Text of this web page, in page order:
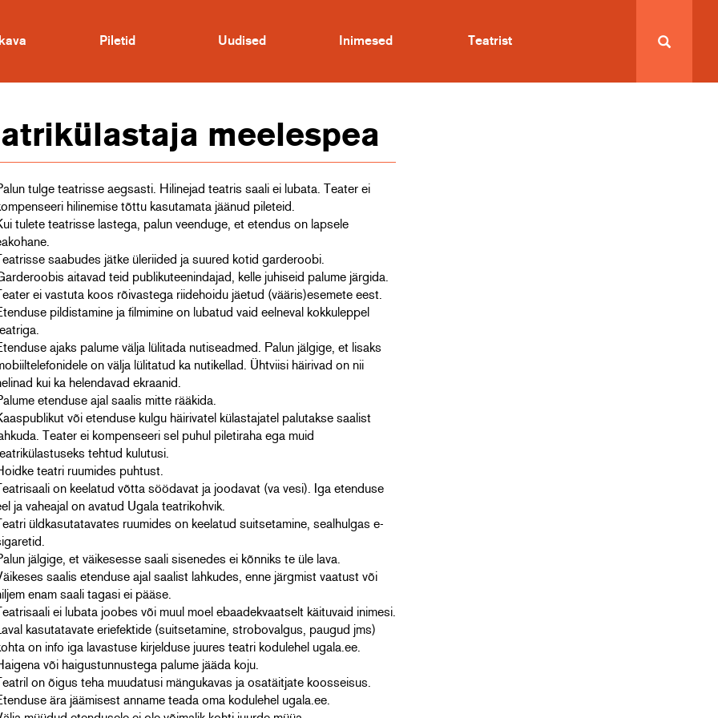
Piletid Uudised Inimesed Teatrist
meelespea
tulge teatrisse aegsasti. Hilinejad teatris saali ei lubata. Teater ei
hilinemise tõttu kasutamata jäänud pileteid.
tulete teatrisse lastega, palun veenduge, et etendus on lapsele
saabudes jätke üleriided ja suured kotid garderoobi.
aitavad teid publikuteenindajad, kelle juhiseid palume järgida.
ei vastuta koos rõivastega riidehoidu jäetud (vääris)esemete eest.
pildistamine ja filmimine on lubatud vaid eelneval kokkuleppel
ajaks palume välja lülitada nutiseadmed. Palun jälgige, et lisaks
on välja lülitatud ka nutikellad. Ühtviisi häirivad on nii
kui ka helendavad ekraanid.
etenduse ajal saalis mitte rääkida.
või etenduse kulgu häirivatel külastajatel palutakse saalist
Teater ei kompenseeri sel puhul piletiraha ega muid
tehtud kulutusi.
teatri ruumides puhtust.
on keelatud võtta söödavat ja joodavat (va vesi). Iga etenduse
ja vaheajal on avatud Ugala teatrikohvik.
üldkasutatavates ruumides on keelatud suitsetamine, sealhulgas e-
jälgige, et väikesesse saali sisenedes ei kõnniks te üle lava.
saalis etenduse ajal saalist lahkudes, enne järgmist vaatust või
enam saali tagasi ei pääse.
ei lubata joobes või muul moel ebaadekvaatselt käituvaid inimesi.
kasutatavate eriefektide (suitsetamine, strobovalgus, paugud jms)
on info iga lavastuse kirjelduse juures teatri kodulehel ugala.ee.
või haigustunnustega palume jääda koju.
on õigus teha muudatusi mängukavas ja osatäitjate koosseisus.
ära jäämisest anname teada oma kodulehel ugala.ee.